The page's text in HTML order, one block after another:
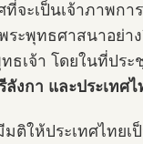
ที่จะเป็นเจ้าภาพ
ะพุทธศาสนาอย่าง
ธเจ้า โดยในที่ปร
ลังกา และประเทศไ
ติให้ประเทศไทยเ